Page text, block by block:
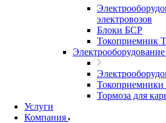
электровозов
Блоки БСР
Токоприемник
Электрооборудование
Тормоза для
Услуги
Компания